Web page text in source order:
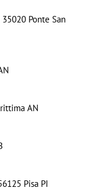
Ponte San
AN
Pisa PI